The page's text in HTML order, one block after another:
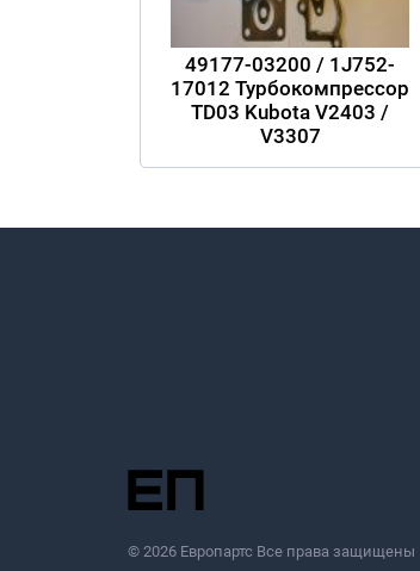
49177-03200 / 1J752-
17012 Турбокомпрессор
TD03 Kubota V2403 /
V3307
© 2026 Европартс Все права защищены